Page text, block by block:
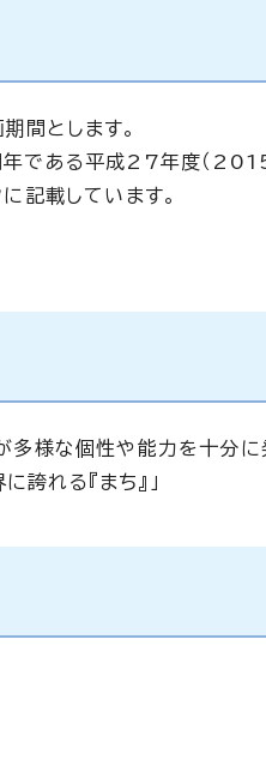
とします。
である平成27年度（
記載しています。
様な個性や能力を十分に
誇れる『まち』」